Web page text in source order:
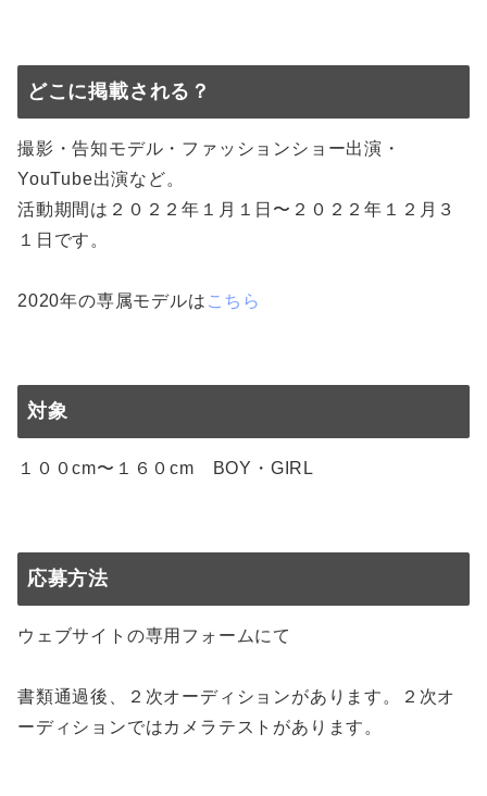
どこに掲載される？
撮影・告知モデル・ファッションショー出演・
YouTube出演など。
活動期間は２０２２年１月１日〜２０２２年１２月３
１日です。
2020年の専属モデルは こちら
対象
１００cm〜１６０cm BOY・GIRL
応募方法
ウェブサイトの専用フォームにて
書類通過後、２次オーディションがあります。２次オ
ーディションではカメラテストがあります。